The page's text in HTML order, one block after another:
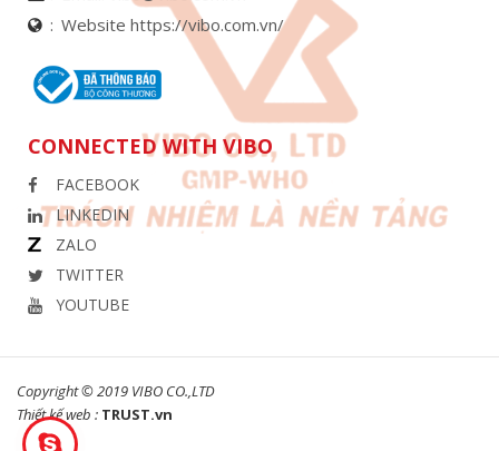
Website https://vibo.com.vn/
CONNECTED WITH VIBO
FACEBOOK
LINKEDIN
ZALO
TWITTER
YOUTUBE
Copyright © 2019 VIBO CO.,LTD
Thiết kế web : TRUST.vn